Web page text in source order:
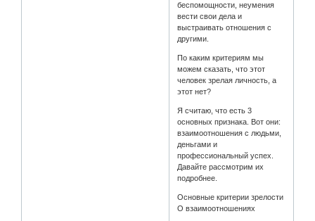
беспомощности, неумения
вести свои дела и
выстраивать отношения с
другими.
По каким критериям мы
можем сказать, что этот
человек зрелая личность, а
этот нет?
Я считаю, что есть 3
основных признака. Вот они:
взаимоотношения с людьми,
деньгами и
профессиональный успех.
Давайте рассмотрим их
подробнее.
Основные критерии зрелости
О взаимоотношениях